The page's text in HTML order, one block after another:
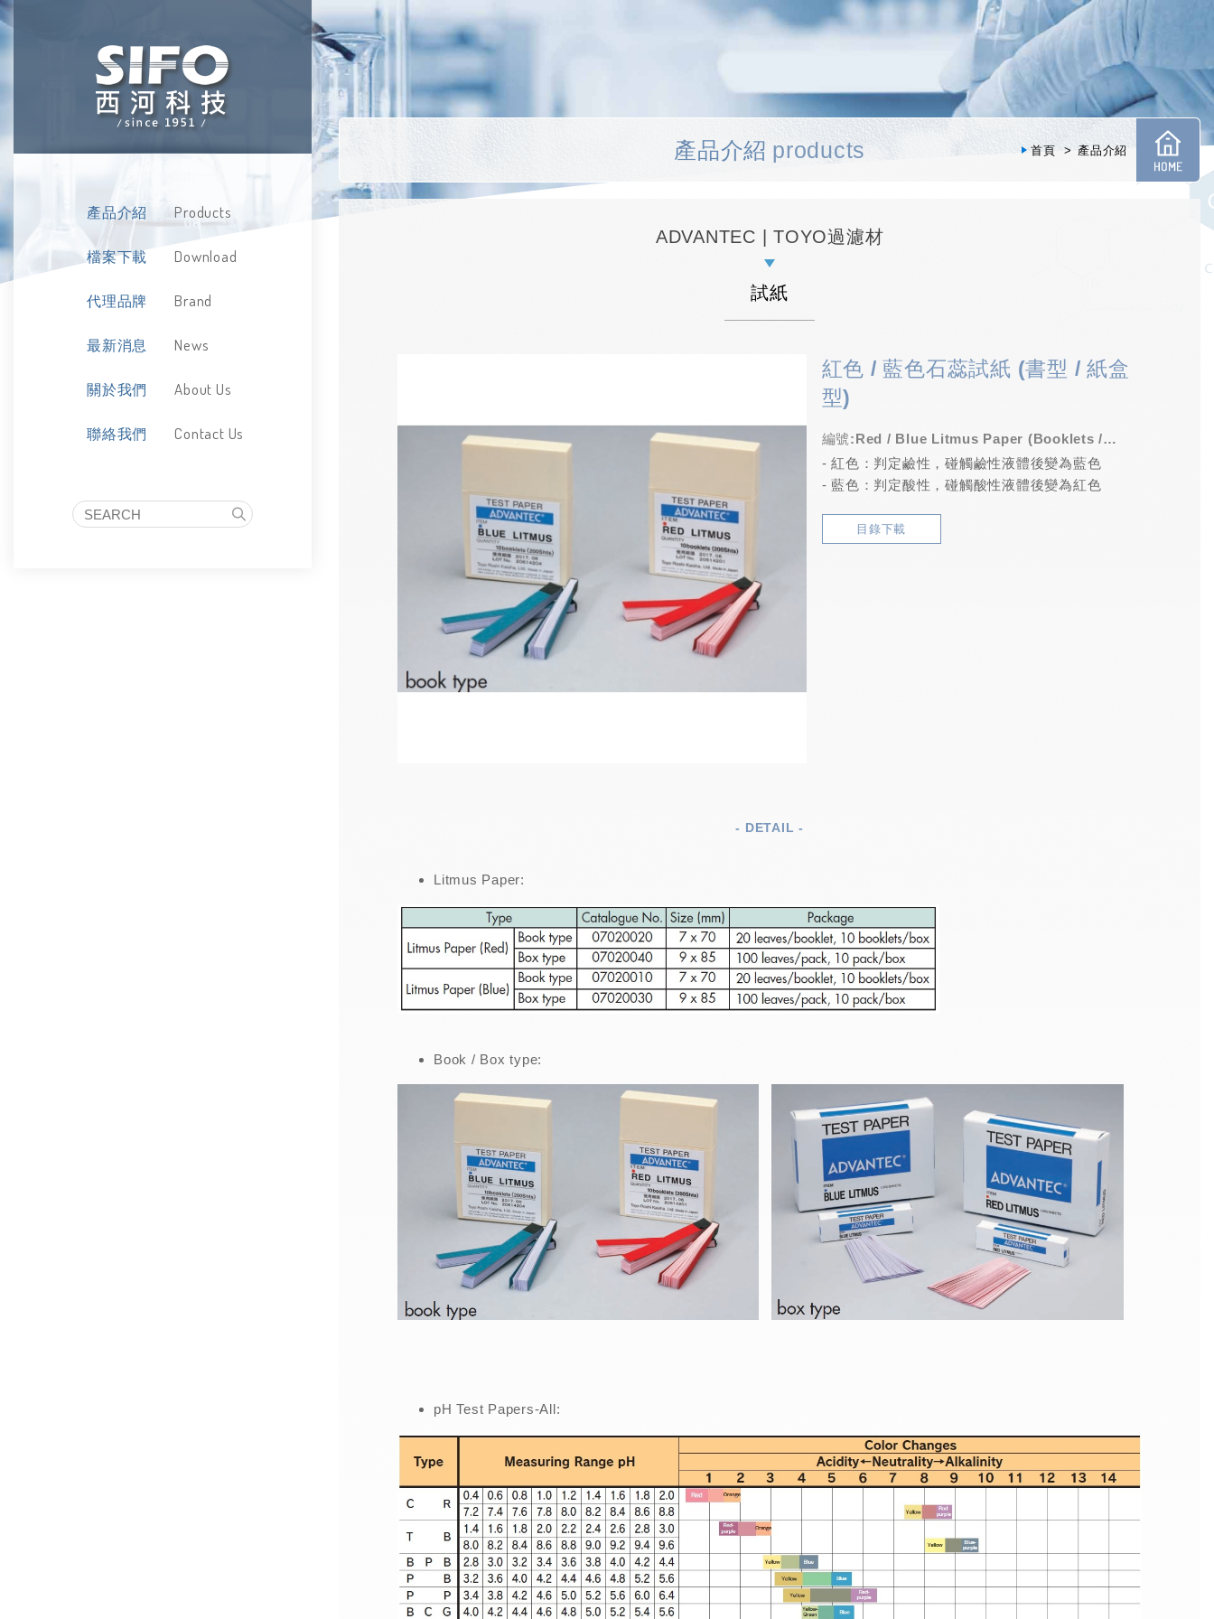
產品介紹 Products
檔案下載 Download
代理品牌 Brand
最新消息 News
關於我們 About Us
聯絡我們 Contact Us
首頁 產品介紹
產品介紹 products
ADVANTEC | TOYO過濾材
試紙
紅色 / 藍色石蕊試紙 (書型 / 紙盒
型)
編號:Red / Blue Litmus Paper (Booklets /
Boxes)
- 紅色：判定鹼性，碰觸鹼性液體後變為藍色
- 藍色：判定酸性，碰觸酸性液體後變為紅色
目錄下載
- DETAIL -
Litmus Paper:
Book / Box type:
pH Test Papers-All: